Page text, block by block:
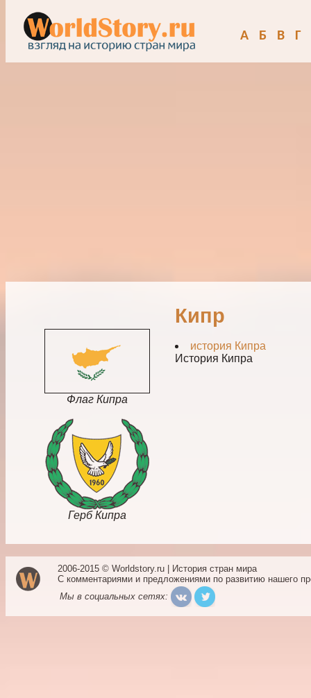
А Б В Г
Флаг Кипра
Герб Кипра
Кипр
история Кипра
История Кипра
2006-2015 © Worldstory.ru | История стран мира
С комментариями и предложениями по развитию нашего
Мы в социальных сетях: